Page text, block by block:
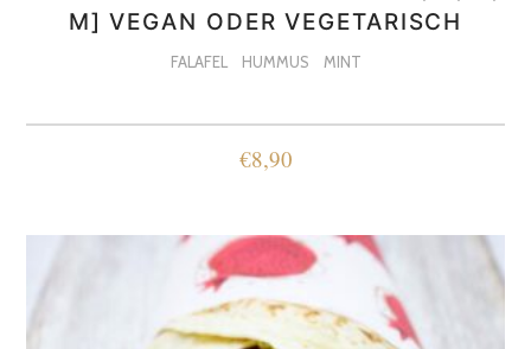
M] VEGAN ODER VEGETARISCH
FALAFEL HUMMUS MINT
€8,90